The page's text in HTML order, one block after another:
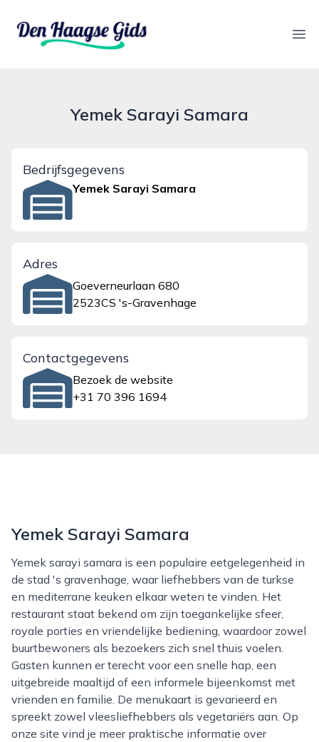
denhaagsegids.nl
Yemek Sarayi Samara
Bedrijfsgegevens
Yemek Sarayi Samara
Adres
Goeverneurlaan 680
2523CS 's-Gravenhage
Contactgegevens
Bezoek de website
+31 70 396 1694
Yemek Sarayi Samara
Yemek sarayi samara is een populaire eetgelegenheid in
de stad 's gravenhage, waar liefhebbers van de turkse
en mediterrane keuken elkaar weten te vinden. Het
restaurant staat bekend om zijn toegankelijke sfeer,
royale porties en vriendelijke bediening, waardoor zowel
buurtbewoners als bezoekers zich snel thuis voelen.
Gasten kunnen er terecht voor een snelle hap, een
uitgebreide maaltijd of een informele bijeenkomst met
vrienden en familie. De menukaart is gevarieerd en
spreekt zowel vleesliefhebbers als vegetariërs aan. Op
onze site vind je meer praktische informatie over